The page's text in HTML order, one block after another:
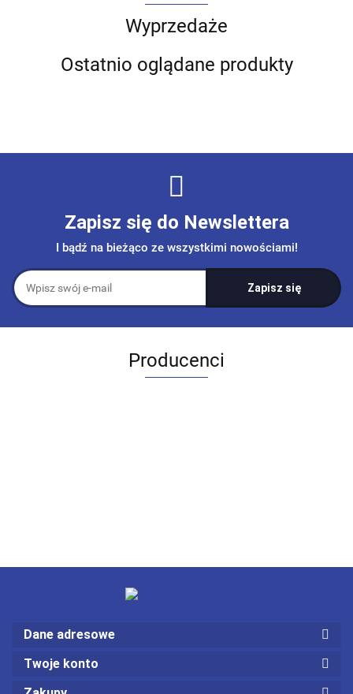
Wyprzedaże
Ostatnio oglądane produkty
Zapisz się do Newslettera
I bądź na bieżąco ze wszystkimi nowościami!
Producenci
Dane adresowe
Twoje konto